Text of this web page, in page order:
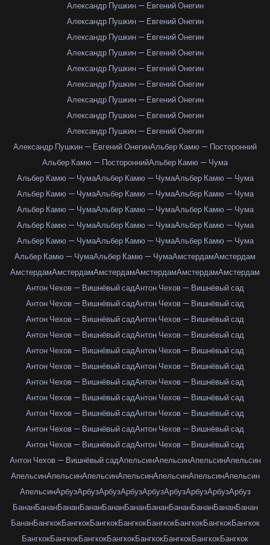
Александр Пушкин — Евгений Онегин
Александр Пушкин — Евгений Онегин
Александр Пушкин — Евгений Онегин
Александр Пушкин — Евгений Онегин
Александр Пушкин — Евгений Онегин
Александр Пушкин — Евгений Онегин
Александр Пушкин — Евгений Онегин
Александр Пушкин — Евгений Онегин
Александр Пушкин — Евгений Онегин
Александр Пушкин — Евгений ОнегинАльбер Камю — Посторонний
Альбер Камю — ПостороннийАльбер Камю — Чума
Альбер Камю — ЧумаАльбер Камю — ЧумаАльбер Камю — Чума
Альбер Камю — ЧумаАльбер Камю — ЧумаАльбер Камю — Чума
Альбер Камю — ЧумаАльбер Камю — ЧумаАльбер Камю — Чума
Альбер Камю — ЧумаАльбер Камю — ЧумаАльбер Камю — Чума
Альбер Камю — ЧумаАльбер Камю — ЧумаАльбер Камю — Чума
Альбер Камю — ЧумаАльбер Камю — ЧумаАмстердамАмстердам
АмстердамАмстердамАмстердамАмстердамАмстердамАмстердам
Антон Чехов — Вишнёвый садАнтон Чехов — Вишнёвый сад
Антон Чехов — Вишнёвый садАнтон Чехов — Вишнёвый сад
Антон Чехов — Вишнёвый садАнтон Чехов — Вишнёвый сад
Антон Чехов — Вишнёвый садАнтон Чехов — Вишнёвый сад
Антон Чехов — Вишнёвый садАнтон Чехов — Вишнёвый сад
Антон Чехов — Вишнёвый садАнтон Чехов — Вишнёвый сад
Антон Чехов — Вишнёвый садАнтон Чехов — Вишнёвый сад
Антон Чехов — Вишнёвый садАнтон Чехов — Вишнёвый сад
Антон Чехов — Вишнёвый садАнтон Чехов — Вишнёвый сад
Антон Чехов — Вишнёвый садАнтон Чехов — Вишнёвый сад
Антон Чехов — Вишнёвый садАнтон Чехов — Вишнёвый сад
Антон Чехов — Вишнёвый садАпельсинАпельсинАпельсинАпельсин
АпельсинАпельсинАпельсинАпельсинАпельсинАпельсинАпельсин
АпельсинАрбузАрбузАрбузАрбузАрбузАрбузАрбузАрбузАрбуз
БананБананБананБананБананБананБананБананБананБананБанан
БананБангкокБангкокБангкокБангкокБангкокБангкокБангкокБангкок
БангкокБангкокБангкокБангкокБангкокБангкокБангкокБангкок